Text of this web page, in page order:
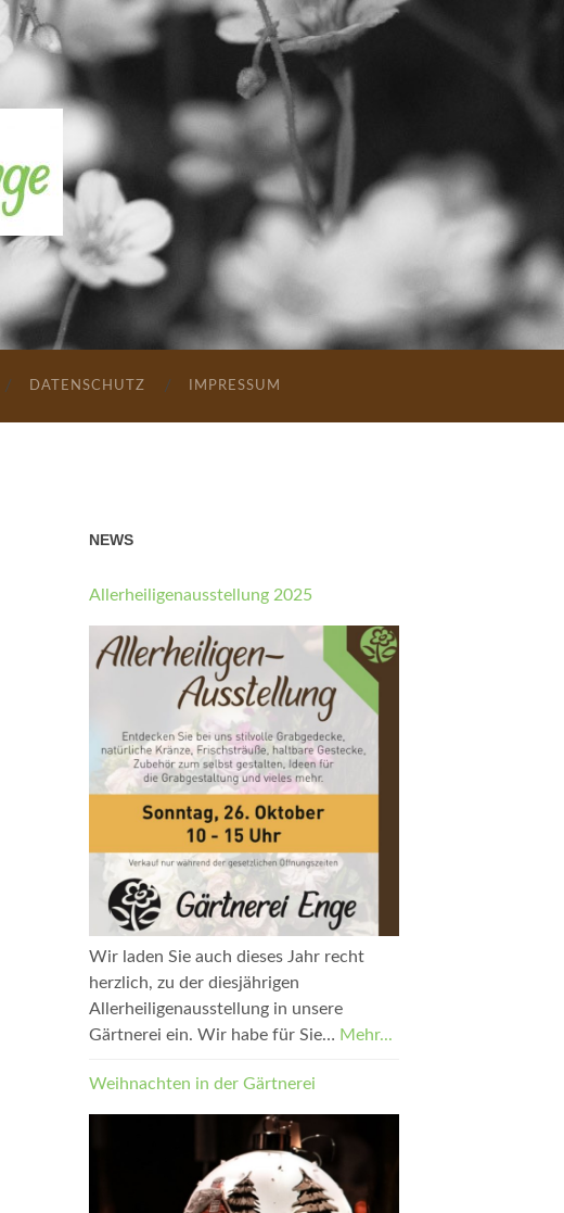
DATENSCHUTZ IMPRESSUM
NEWS
Allerheiligenausstellung 2025
Wir laden Sie auch dieses Jahr recht
herzlich, zu der diesjährigen
Allerheiligenausstellung in unsere
Gärtnerei ein. Wir habe für Sie… Mehr...
Weihnachten in der Gärtnerei